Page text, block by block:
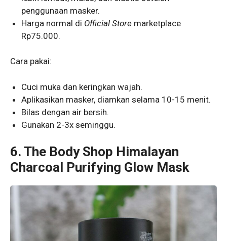
penggunaan masker.
Harga normal di Official Store marketplace
Rp75.000.
Cara pakai:
Cuci muka dan keringkan wajah.
Aplikasikan masker, diamkan selama 10-15 menit.
Bilas dengan air bersih.
Gunakan 2-3x seminggu.
6. The Body Shop Himalayan
Charcoal Purifying Glow Mask